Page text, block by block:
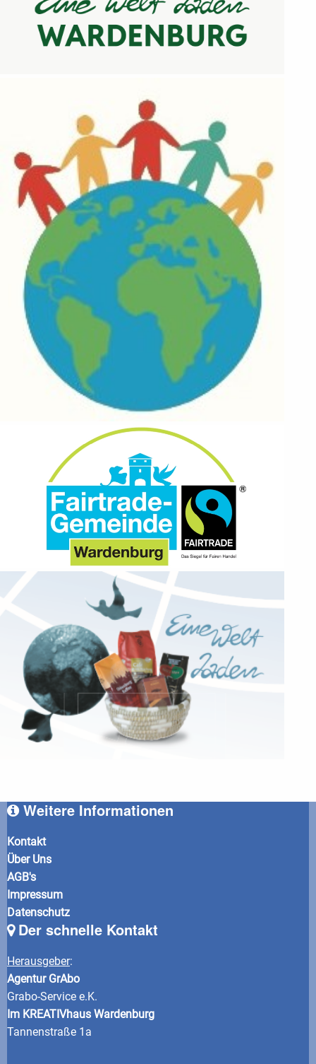
Weitere Informationen
Kontakt
Über Uns
AGB's
Impressum
Datenschutz
Der schnelle Kontakt
Herausgeber:
Agentur GrAbo
Grabo-Service e.K.
Im KREATIVhaus Wardenburg
Tannenstraße 1a